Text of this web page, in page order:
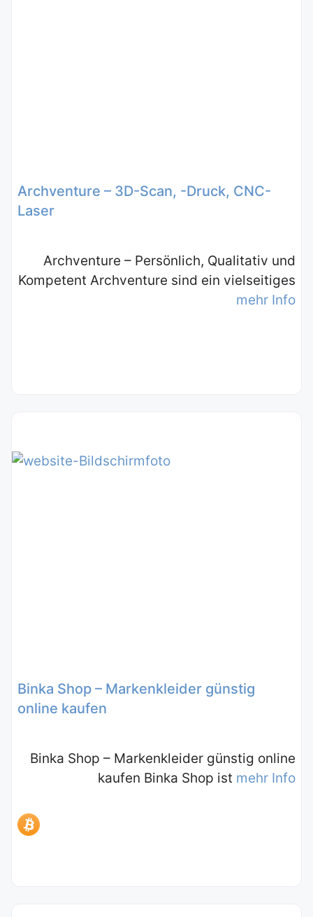
Archventure – 3D-Scan, -Druck, CNC-
Laser
Archventure – Persönlich, Qualitativ und
Kompetent Archventure sind ein vielseitiges
mehr Info
Binka Shop – Markenkleider günstig
online kaufen
Binka Shop – Markenkleider günstig online
kaufen Binka Shop ist mehr Info